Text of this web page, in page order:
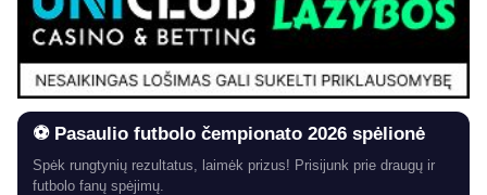
⚽ Pasaulio futbolo čempionato 2026 spėlionė
Spėk rungtynių rezultatus, laimėk prizus! Prisijunk prie draugų ir
futbolo fanų spėjimų.